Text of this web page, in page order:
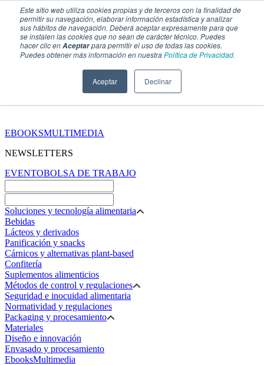
Este sitio web utiliza cookies propias y de terceros con la finalidad de
permitir su navegación, elaborar información estadística y analizar
sus hábitos de navegación. Deberá aceptar expresamente para que
se instalen las cookies que no sean de carácter técnico. Puedes
hacer clic enAceptarpara permitir el uso de todas las cookies.
Puedes obtener más información en nuestraPolítica de Privacidad.
Aceptar Declinar
EBOOKSMULTIMEDIA
NEWSLETTERS
EVENTOBOLSA DE TRABAJO
Soluciones y tecnología alimentaria
Bebidas
Lácteos y derivados
Panificación y snacks
Cárnicos y alternativas plant-based
Confitería
Suplementos alimenticios
Métodos de control y regulaciones
Seguridad e inocuidad alimentaria
Normatividad y regulaciones
Packaging y procesamiento
Materiales
Diseño e innovación
Envasado y procesamiento
EbooksMultimedia